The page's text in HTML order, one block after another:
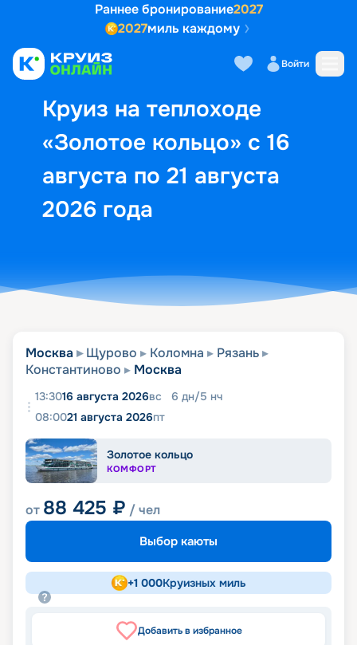
Раннее бронирование2027
2027миль каждому
Войти
Круиз на теплоходе
«Золотое кольцо» с 16
августа по 21 августа
2026 года
Выбор кают Маршрут и
Москва Щурово Коломна
Рязань
Константиново
Москва
13:3016 августа 2026вс 6 дн/5 нч
08:0021 августа 2026пт
Золотое кольцо
КОМФОРТ
от 88 425 ₽ / чел
Выбор каюты
+1 000Круизных миль
Добавить в избранное